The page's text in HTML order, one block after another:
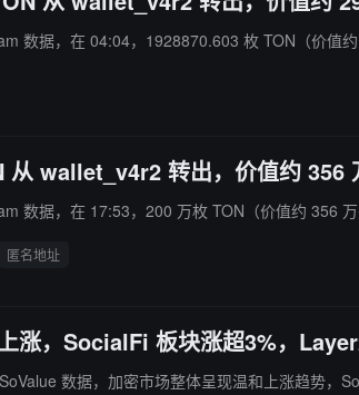
数据，在 04:04，1928870.603 枚 TON（价值
从 wallet_v4r2 转出，价值约 356
数据，在 17:53，200 万枚 TON（价值约 356
匿名地址
涨，SocialFi 板块涨超3%，
数据，加密市场整体呈现温和上涨趋势，